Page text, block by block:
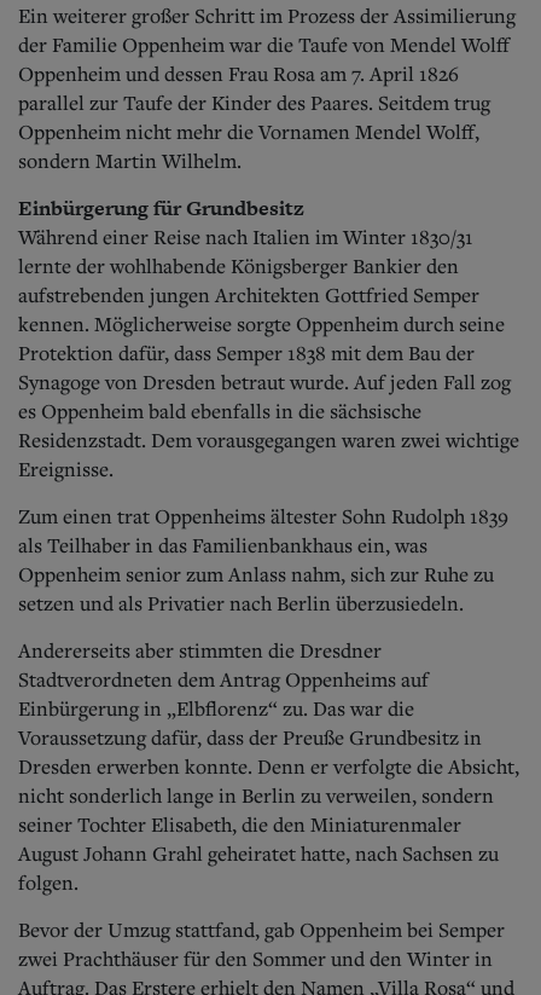
Ein weiterer großer Schritt im Prozess der Assimilierung
der Familie Oppenheim war die Taufe von Mendel Wolff
Oppenheim und dessen Frau Rosa am 7. April 1826
parallel zur Taufe der Kinder des Paares. Seitdem trug
Oppenheim nicht mehr die Vornamen Mendel Wolff,
sondern Martin Wilhelm.
Einbürgerung für Grundbesitz
Während einer Reise nach Italien im Winter 1830/31
lernte der wohlhabende Königsberger Bankier den
aufstrebenden jungen Architekten Gottfried Semper
kennen. Möglicherweise sorgte Oppenheim durch seine
Protektion dafür, dass Semper 1838 mit dem Bau der
Synagoge von Dresden betraut wurde. Auf jeden Fall zog
es Oppenheim bald ebenfalls in die sächsische
Residenzstadt. Dem vorausgegangen waren zwei wichtige
Ereignisse.
Zum einen trat Oppenheims ältester Sohn Rudolph 1839
als Teilhaber in das Familienbankhaus ein, was
Oppenheim senior zum Anlass nahm, sich zur Ruhe zu
setzen und als Privatier nach Berlin überzusiedeln.
Andererseits aber stimmten die Dresdner
Stadtverordneten dem Antrag Oppenheims auf
Einbürgerung in „Elbflorenz“ zu. Das war die
Voraussetzung dafür, dass der Preuße Grundbesitz in
Dresden erwerben konnte. Denn er verfolgte die Absicht,
nicht sonderlich lange in Berlin zu verweilen, sondern
seiner Tochter Elisabeth, die den Miniaturenmaler
August Johann Grahl geheiratet hatte, nach Sachsen zu
folgen.
Bevor der Umzug stattfand, gab Oppenheim bei Semper
zwei Prachthäuser für den Sommer und den Winter in
Auftrag. Das Erstere erhielt den Namen „Villa Rosa“ und